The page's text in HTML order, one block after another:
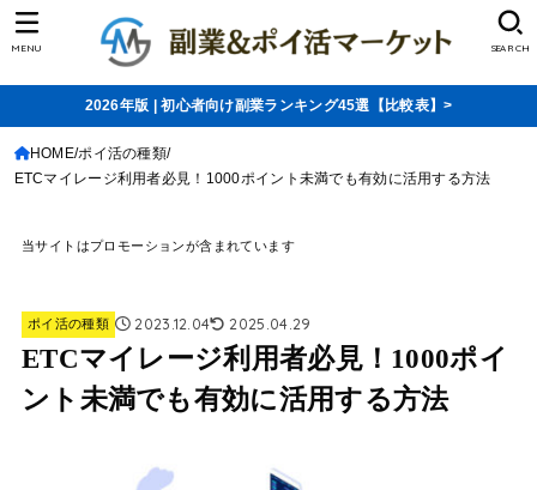
SEARCH
MENU
2026年版 | 初心者向け副業ランキング45選【比較表】>
HOME ポイ活の種類
ETCマイレージ利用者必見！1000ポイント未満でも有効に活用する方法
当サイトはプロモーションが含まれています
ポイ活の種類 2023.12.04 2025.04.29
ETCマイレージ利用者必見！1000ポイ
ント未満でも有効に活用する方法